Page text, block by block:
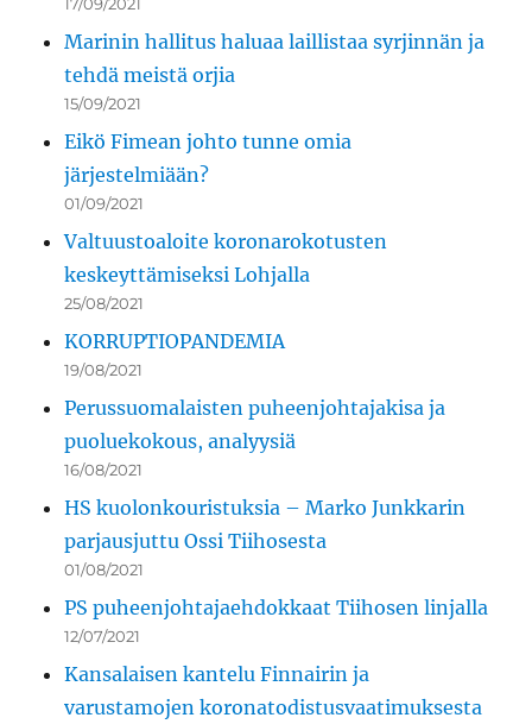
Marinin hallitus haluaa laillistaa syrjinnän ja
tehdä meistä orjia
15/09/2021
Eikö Fimean johto tunne omia
järjestelmiään?
01/09/2021
Valtuustoaloite koronarokotusten
keskeyttämiseksi Lohjalla
25/08/2021
KORRUPTIOPANDEMIA
19/08/2021
Perussuomalaisten puheenjohtajakisa ja
puoluekokous, analyysiä
16/08/2021
HS kuolonkouristuksia – Marko Junkkarin
parjausjuttu Ossi Tiihosesta
01/08/2021
PS puheenjohtajaehdokkaat Tiihosen linjalla
12/07/2021
Kansalaisen kantelu Finnairin ja
varustamojen koronatodistusvaatimuksesta